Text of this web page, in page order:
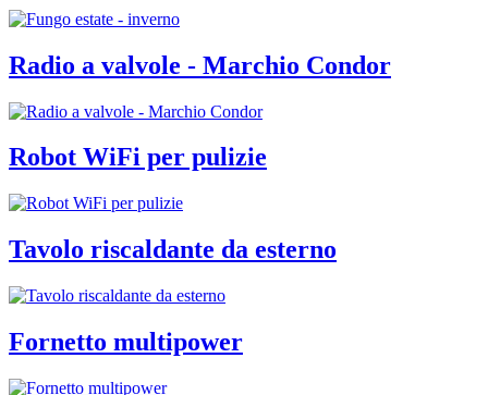
Radio a valvole - Marchio Condor
Robot WiFi per pulizie
Tavolo riscaldante da esterno
Fornetto multipower